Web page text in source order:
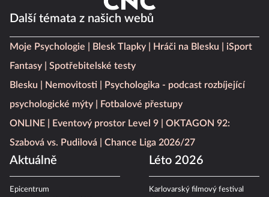
Další témata z našich webů
Moje Psychologie Blesk Tlapky Hráči na Blesku
iSport
Fantasy
Spotřebitelské testy
Blesku
Nemovitosti
Psychologika - podcast rozbíjející
psychologické mýty
Fotbalové přestupy
ONLINE
Eventový prostor Level 9
OKTAGON 92:
Szabová vs. Pudilová
Chance Liga 2026/27
Aktuálně
Epicentrum
Léto 2026
Karlovarský filmový festival